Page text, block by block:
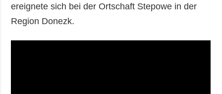
ereignete sich bei der Ortschaft Stepowe in der
Region Donezk.